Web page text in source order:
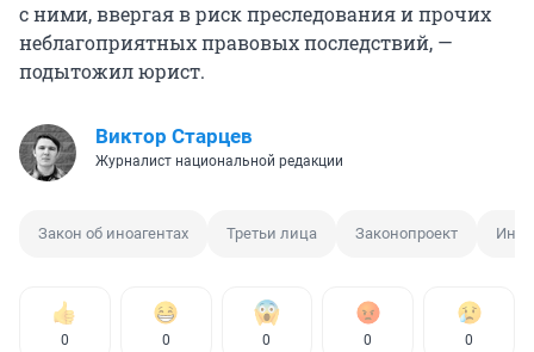
с ними, ввергая в риск преследования и прочих
неблагоприятных правовых последствий, —
подытожил юрист.
Виктор Старцев
Журналист национальной редакции
Закон об иноагентах Третьи лица Законопроект
0 0 0 0 0